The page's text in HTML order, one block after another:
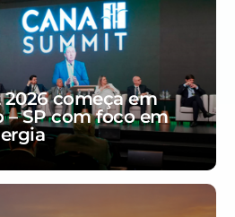
começa em
– SP com foco em